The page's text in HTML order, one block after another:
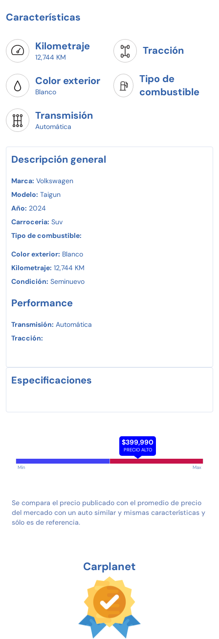
Características
Kilometraje
12,744 KM
Tracción
Color exterior
Blanco
Tipo de
combustible
Transmisión
Automática
Descripción general
Marca: Volkswagen
Modelo: Taigun
Año: 2024
Carroceria: Suv
Tipo de combustible:
Color exterior: Blanco
Kilometraje: 12,744 KM
Condición: Seminuevo
Performance
Transmisión: Automática
Tracción:
Especificaciones
$399,990
PRECIO ALTO
Min Max
Se compara el precio publicado con el promedio de precio
del mercado con un auto similar y mismas características y
sólo es de referencia.
Carplanet